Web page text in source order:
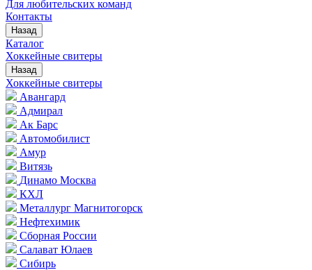
Для любительских команд
Контакты
Назад
Каталог
Хоккейные свитеры
Назад
Хоккейные свитеры
Авангард
Адмирал
Ак Барс
Автомобилист
Амур
Витязь
Динамо Москва
КХЛ
Металлург Магнитогорск
Нефтехимик
Сборная России
Салават Юлаев
Сибирь